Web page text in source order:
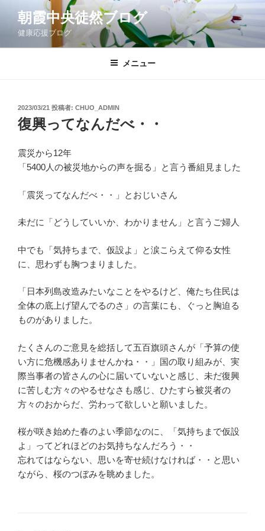
ン
朝霞中央徒然ブログ
健康応援ブログ
メニュー
投
稿
日:
2023/03/21 投稿者: CHUO_ADMIN
復興ってなんだべ・・
震災から12年
「5400人の被災地からの声を掘る」と言う番組見ました
「震災ってなんだべ・・」とおじいさん
未だに「どうしていいか、わかりません」と言うご婦人
中でも「気持ちまで、仮設よ」と涙こらえて仰る女性
に、思わずも胸つまりました。
「日本列島改造みたいなことをやるけど、俺たち住民は
全体の底上げ望んでるのさ」の言葉にも、ぐっと胸迫る
ものがありました。
たくさんのご意見を総括して五百旗頭さんが「予算の使
い方に危機感ありませんかね・・」国の取り組みが、実
際当事者の皆さんの心に届いていないと感じ、未だ復興
に苦しむ方々のやるせなさも感じ、ひたすら被災者の
方々のおからだ、労わって欲しいと願いました。
桜が咲き始めた春のよい季節なのに、「気持ちまで仮設
よ」ってどれほどのお気持ちなんだろう・・
忘れてはならない、思いを寄せ続けなければ・・と思い
ながら、桜のつぼみを眺めました。